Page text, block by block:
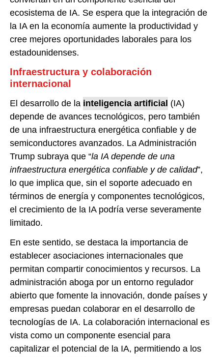
ecosistema de IA. Se espera que la integración de
la IA en la economía aumente la productividad y
cree mejores oportunidades laborales para los
estadounidenses.
Infraestructura y colaboración
internacional
El desarrollo de la inteligencia artificial (IA)
depende de avances tecnológicos, pero también
de una infraestructura energética confiable y de
semiconductores avanzados. La Administración
Trump subraya que “la IA depende de una
infraestructura energética confiable y de calidad”,
lo que implica que, sin el soporte adecuado en
términos de energía y componentes tecnológicos,
el crecimiento de la IA podría verse severamente
limitado.
En este sentido, se destaca la importancia de
establecer asociaciones internacionales que
permitan compartir conocimientos y recursos. La
administración aboga por un entorno regulador
abierto que fomente la innovación, donde países y
empresas puedan colaborar en el desarrollo de
tecnologías de IA. La colaboración internacional es
vista como un componente esencial para
capitalizar el potencial de la IA, permitiendo a los